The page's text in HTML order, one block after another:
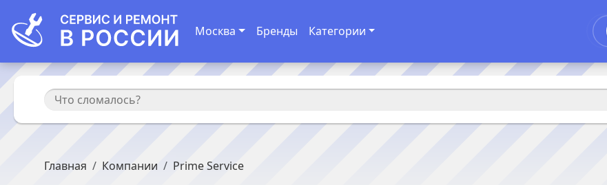
Москва Бренды Категории
Главная Компании Prime Service